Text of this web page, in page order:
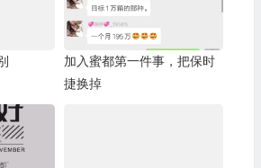
加入蜜都第一件事，把保时
捷换掉